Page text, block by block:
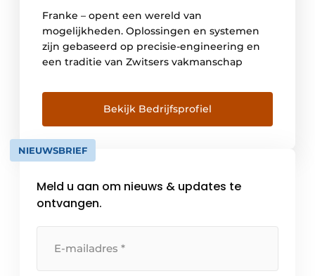
Franke – opent een wereld van
mogelijkheden. Oplossingen en systemen
zijn gebaseerd op precisie-engineering en
een traditie van Zwitsers vakmanschap
Bekijk Bedrijfsprofiel
NIEUWSBRIEF
Meld u aan om nieuws & updates te
ontvangen.